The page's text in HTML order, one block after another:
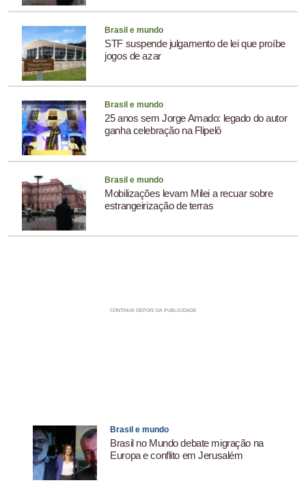
Brasil e mundo
STF suspende julgamento de lei que proíbe
jogos de azar
Brasil e mundo
25 anos sem Jorge Amado: legado do autor
ganha celebração na Flipelô
Brasil e mundo
Mobilizações levam Milei a recuar sobre
estrangeirização de terras
Brasil e mundo
Brasil no Mundo debate migração na
Europa e conflito em Jerusalém